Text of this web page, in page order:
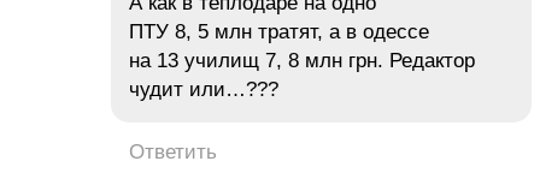
ПТУ 8, 5 млн тратят, а в одессе
на 13 училищ 7, 8 млн грн. Редактор
чудит или…???
Ответить